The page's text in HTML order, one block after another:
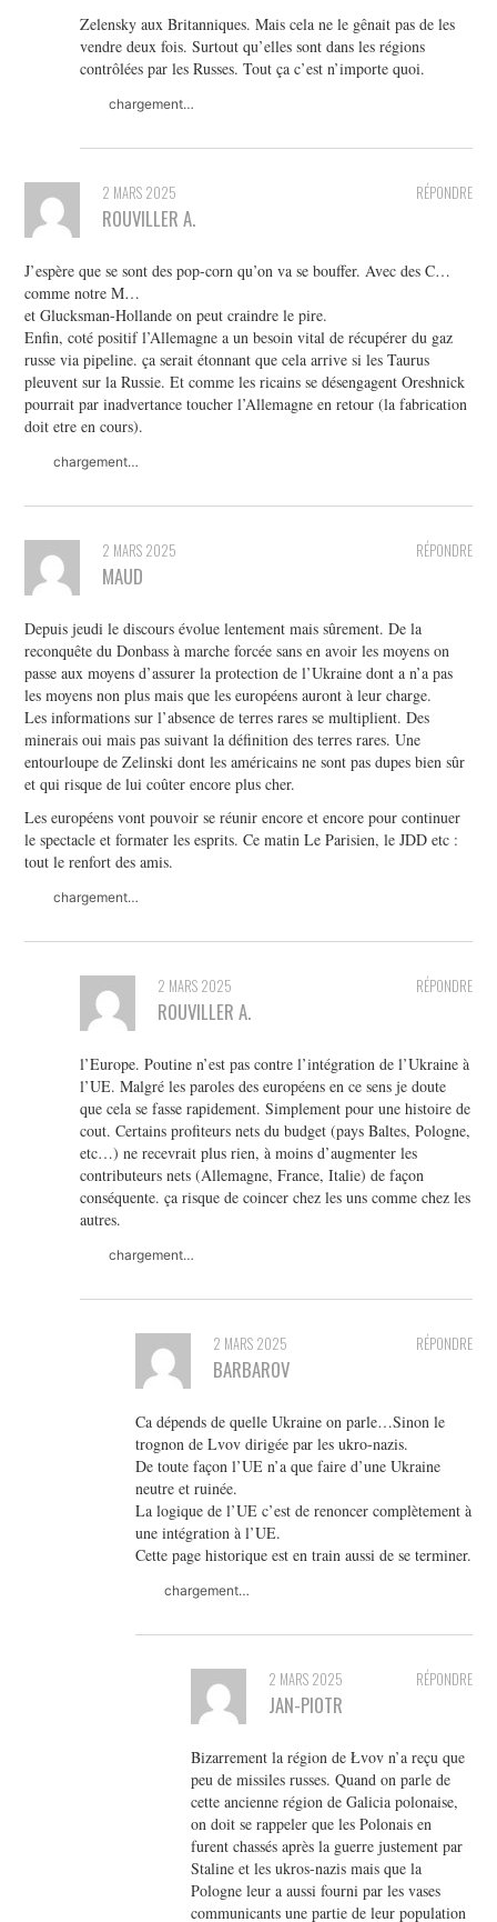
Zelensky aux Britanniques. Mais cela ne le gênait pas de les
vendre deux fois. Surtout qu’elles sont dans les régions
contrôlées par les Russes. Tout ça c’est n’importe quoi.
chargement…
RÉPONDRE
2 MARS 2025
ROUVILLER A.
J’espère que se sont des pop-corn qu’on va se bouffer. Avec des C…
comme notre M…
et Glucksman-Hollande on peut craindre le pire.
Enfin, coté positif l’Allemagne a un besoin vital de récupérer du gaz
russe via pipeline. ça serait étonnant que cela arrive si les Taurus
pleuvent sur la Russie. Et comme les ricains se désengagent Oreshnick
pourrait par inadvertance toucher l’Allemagne en retour (la fabrication
doit etre en cours).
chargement…
RÉPONDRE
2 MARS 2025
MAUD
Depuis jeudi le discours évolue lentement mais sûrement. De la
reconquête du Donbass à marche forcée sans en avoir les moyens on
passe aux moyens d’assurer la protection de l’Ukraine dont a n’a pas
les moyens non plus mais que les européens auront à leur charge.
Les informations sur l’absence de terres rares se multiplient. Des
minerais oui mais pas suivant la définition des terres rares. Une
entourloupe de Zelinski dont les américains ne sont pas dupes bien sûr
et qui risque de lui coûter encore plus cher.
Les européens vont pouvoir se réunir encore et encore pour continuer
le spectacle et formater les esprits. Ce matin Le Parisien, le JDD etc :
tout le renfort des amis.
chargement…
RÉPONDRE
2 MARS 2025
ROUVILLER A.
l’Europe. Poutine n’est pas contre l’intégration de l’Ukraine à
l’UE. Malgré les paroles des européens en ce sens je doute
que cela se fasse rapidement. Simplement pour une histoire de
cout. Certains profiteurs nets du budget (pays Baltes, Pologne,
etc…) ne recevrait plus rien, à moins d’augmenter les
contributeurs nets (Allemagne, France, Italie) de façon
conséquente. ça risque de coincer chez les uns comme chez les
autres.
chargement…
RÉPONDRE
2 MARS 2025
BARBAROV
Ca dépends de quelle Ukraine on parle…Sinon le
trognon de Lvov dirigée par les ukro-nazis.
De toute façon l’UE n’a que faire d’une Ukraine
neutre et ruinée.
La logique de l’UE c’est de renoncer complètement à
une intégration à l’UE.
Cette page historique est en train aussi de se terminer.
chargement…
RÉPONDRE
2 MARS 2025
JAN-PIOTR
Bizarrement la région de Łvov n’a reçu que
peu de missiles russes. Quand on parle de
cette ancienne région de Galicia polonaise,
on doit se rappeler que les Polonais en
furent chassés après la guerre justement par
Staline et les ukros-nazis mais que la
Pologne leur a aussi fourni par les vases
communicants une partie de leur population